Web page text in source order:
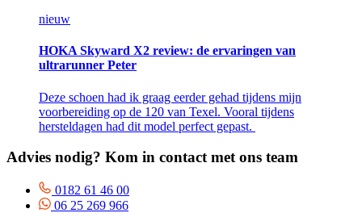
nieuw
HOKA Skyward X2 review: de ervaringen van
ultrarunner Peter
Deze schoen had ik graag eerder gehad tijdens mijn
voorbereiding op de 120 van Texel. Vooral tijdens
hersteldagen had dit model perfect gepast.
Advies nodig? Kom in contact met ons team
0182 61 46 00
06 25 269 966